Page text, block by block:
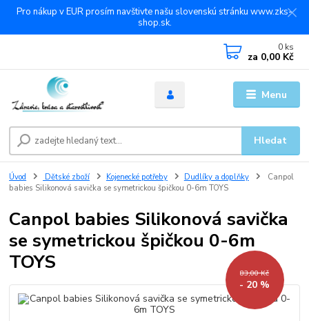
Pro nákup v EUR prosím navštivte našu slovenskú stránku www.zks-
shop.sk.
Menu
Hledat
0 ks
za 0,00 Kč
Úvod Dětské zboží Kojenecké potřeby Dudlíky a doplňky
Canpol
babies Silikonová savička se symetrickou špičkou 0-6m TOYS
Canpol babies Silikonová savička
se symetrickou špičkou 0-6m
TOYS
83,00 Kč
- 20 %